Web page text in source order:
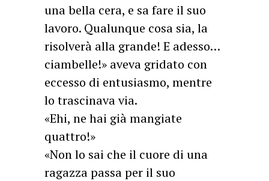
una bella cera, e sa fare il suo
lavoro. Qualunque cosa sia, la
risolverà alla grande! E adesso…
ciambelle!» aveva gridato con
eccesso di entusiasmo, mentre
lo trascinava via.
«Ehi, ne hai già mangiate
quattro!»
«Non lo sai che il cuore di una
ragazza passa per il suo